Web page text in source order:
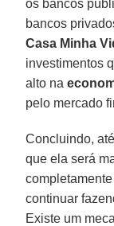
os bancos
bancos
Casa Minha
investimentos
alto na
pelo mercado
Concluindo,
que ela será
continu­ar
Existe um